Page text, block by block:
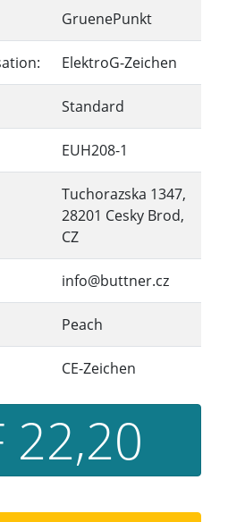
GruenePunkt
ElektroG-Zeichen
Standard
EUH208-1
Tuchorazska 1347,
28201 Cesky Brod,
CZ
info@buttner.cz
Peach
CE-Zeichen
22,20